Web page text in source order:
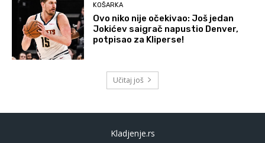
KOŠARKA
Ovo niko nije očekivao: Još jedan
Jokićev saigrač napustio Denver,
potpisao za Kliperse!
Učitaj još
Kladjenje.rs